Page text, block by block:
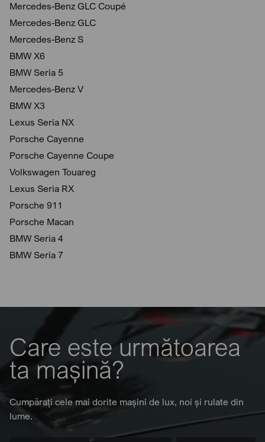
Mercedes-Benz GLC Coupé
Mercedes-Benz GLC
Mercedes-Benz S
BMW X6
BMW Seria 5
Mercedes-Benz V
BMW X3
Lexus Seria NX
Porsche Cayenne
Porsche Cayenne Coupe
Volkswagen Touareg
Lexus Seria RX
Porsche 911
Porsche Macan
BMW Seria 4
BMW Seria 7
Care este următoarea
ta mașină?
Cumpărați cele mai dorite mașini de lux, noi și rulate din
lume.